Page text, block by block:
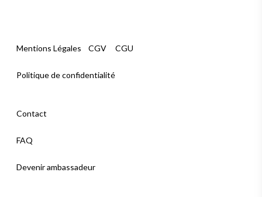
Mentions Légales CGV CGU
Politique de confidentialité
Contact
FAQ
Devenir ambassadeur